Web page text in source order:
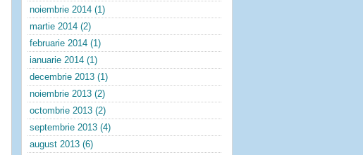
noiembrie 2014 (1)
martie 2014 (2)
februarie 2014 (1)
ianuarie 2014 (1)
decembrie 2013 (1)
noiembrie 2013 (2)
octombrie 2013 (2)
septembrie 2013 (4)
august 2013 (6)